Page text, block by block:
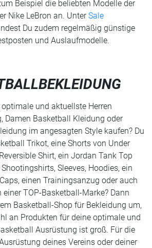
Beispiel die beliebten Modelle der
Nike LeBron an. UnterSale
Du zudem regelmäßig günstige
und Auslaufmodelle.
und aktuellste Herren
Damen Basketball Kleidung oder
im angesagten Style kaufen? Du
Trikot, eine Shorts von Under
Shirt, ein Jordan Tank Top
Sleeves, Hoodies, ein
einen Trainingsanzug oder auch
TOP-Basketball-Marke? Dann
Basketball-Shop für Bekleidung um,
an Produkten für deine optimale und
Ausrüstung ist groß. Für die
deines Vereins oder deiner